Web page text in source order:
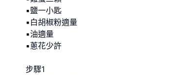
▪︎鹽一小匙
▪︎白胡椒粉適量
▪︎油適量
▪︎蔥花少許
步驟1